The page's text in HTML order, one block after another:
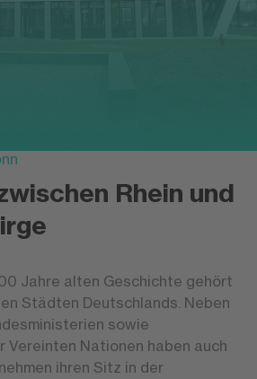
Rhein und
Jahre alten Geschichte gehört
Städten Deutschlands. Neben
sowie
Vereinten Nationen haben auch
ihren Sitz in der